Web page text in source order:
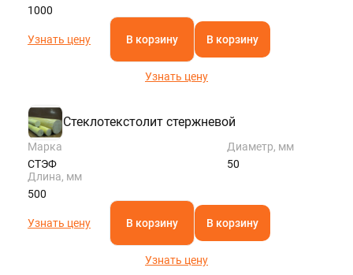
1000
Узнать цену В корзину В корзину
Узнать цену
Стеклотекстолит стержневой
Марка
СТЭФ
Диаметр, мм
50
Длина, мм
500
Узнать цену В корзину В корзину
Узнать цену